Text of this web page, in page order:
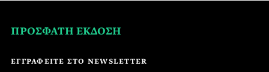
ΠΡΟΣΦΑΤΗ ΕΚΔΟΣΗ
ΕΓΓΡΑΦΕΙΤΕ ΣΤΟ NEWSLETTER